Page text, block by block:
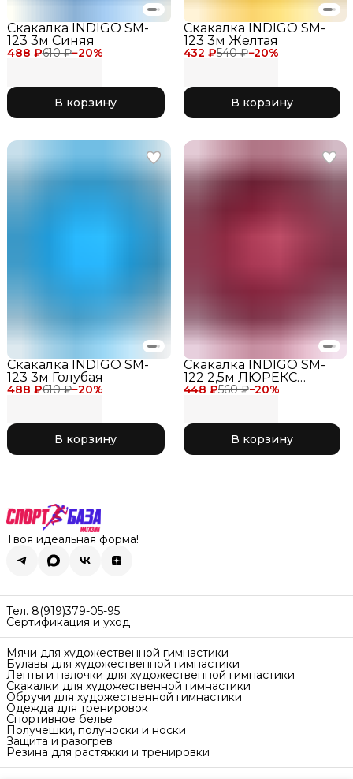
488 ₽610 ₽−20%
Скакалка INDIGO SM-
123 3м Синяя
В корзину
432 ₽540 ₽−20%
Скакалка INDIGO SM-
123 3м Желтая
В корзину
488 ₽610 ₽−20%
Скакалка INDIGO SM-
123 3м Голубая
В корзину
448 ₽560 ₽−20%
Скакалка INDIGO SM-
122 2,5м ЛЮРЕКС
Фуксия
В корзину
Твоя идеальная форма!
Тел. 8(919)379-05-95
Сертификация и уход
Мячи для художественной гимнастики
Булавы для художественной гимнастики
Ленты и палочки для художественной гимнастики
Скакалки для художественной гимнастики
Обручи для художественной гимнастики
Одежда для тренировок
Спортивное белье
Получешки, полуноски и носки
Защита и разогрев
Резина для растяжки и тренировки